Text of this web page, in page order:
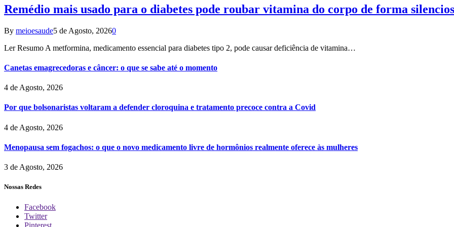
Remédio mais usado para o diabetes pode roubar vitamina do corpo de forma
By meioesaude5 de Agosto, 20260
Ler Resumo A metformina, medicamento essencial para diabetes tipo 2, pode causar deficiência de vitamina…
Canetas emagrecedoras e câncer: o que se sabe até o momento
4 de Agosto, 2026
Por que bolsonaristas voltaram a defender cloroquina e tratamento precoce contra a Covid
4 de Agosto, 2026
Menopausa sem fogachos: o que o novo medicamento livre de hormônios realmente oferece às mulheres
3 de Agosto, 2026
Nossas Redes
Facebook
Twitter
Pinterest